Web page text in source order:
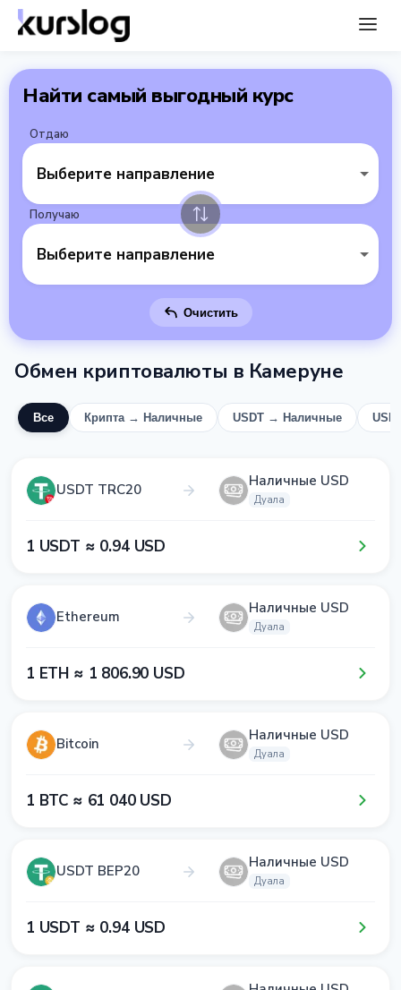
Найти самый выгодный курс
Отдаю
Выберите направление
Получаю
Выберите направление
Очистить
Обмен криптовалюты в Камеруне
Все Крипта → Наличные USDT → Наличные
USDT TRC20 Наличные USD
Дуала
1​ USDT ≈ 0​.9​4​ USD
Ethereum Наличные USD
Дуала
1​ ETH ≈ 1​ 8​0​6​.9​0​ USD
Bitcoin Наличные USD
Дуала
1​ BTC ≈ 6​1​ 0​4​0​ USD
USDT BEP20 Наличные USD
Дуала
1​ USDT ≈ 0​.9​4​ USD